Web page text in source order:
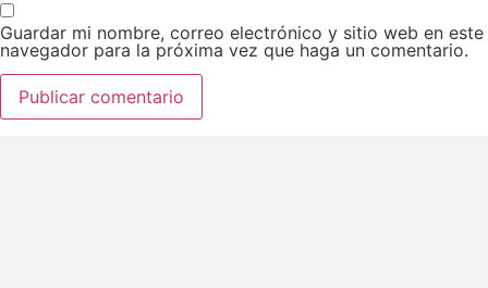
Guardar mi nombre, correo electrónico y sitio web en este
navegador para la próxima vez que haga un comentario.